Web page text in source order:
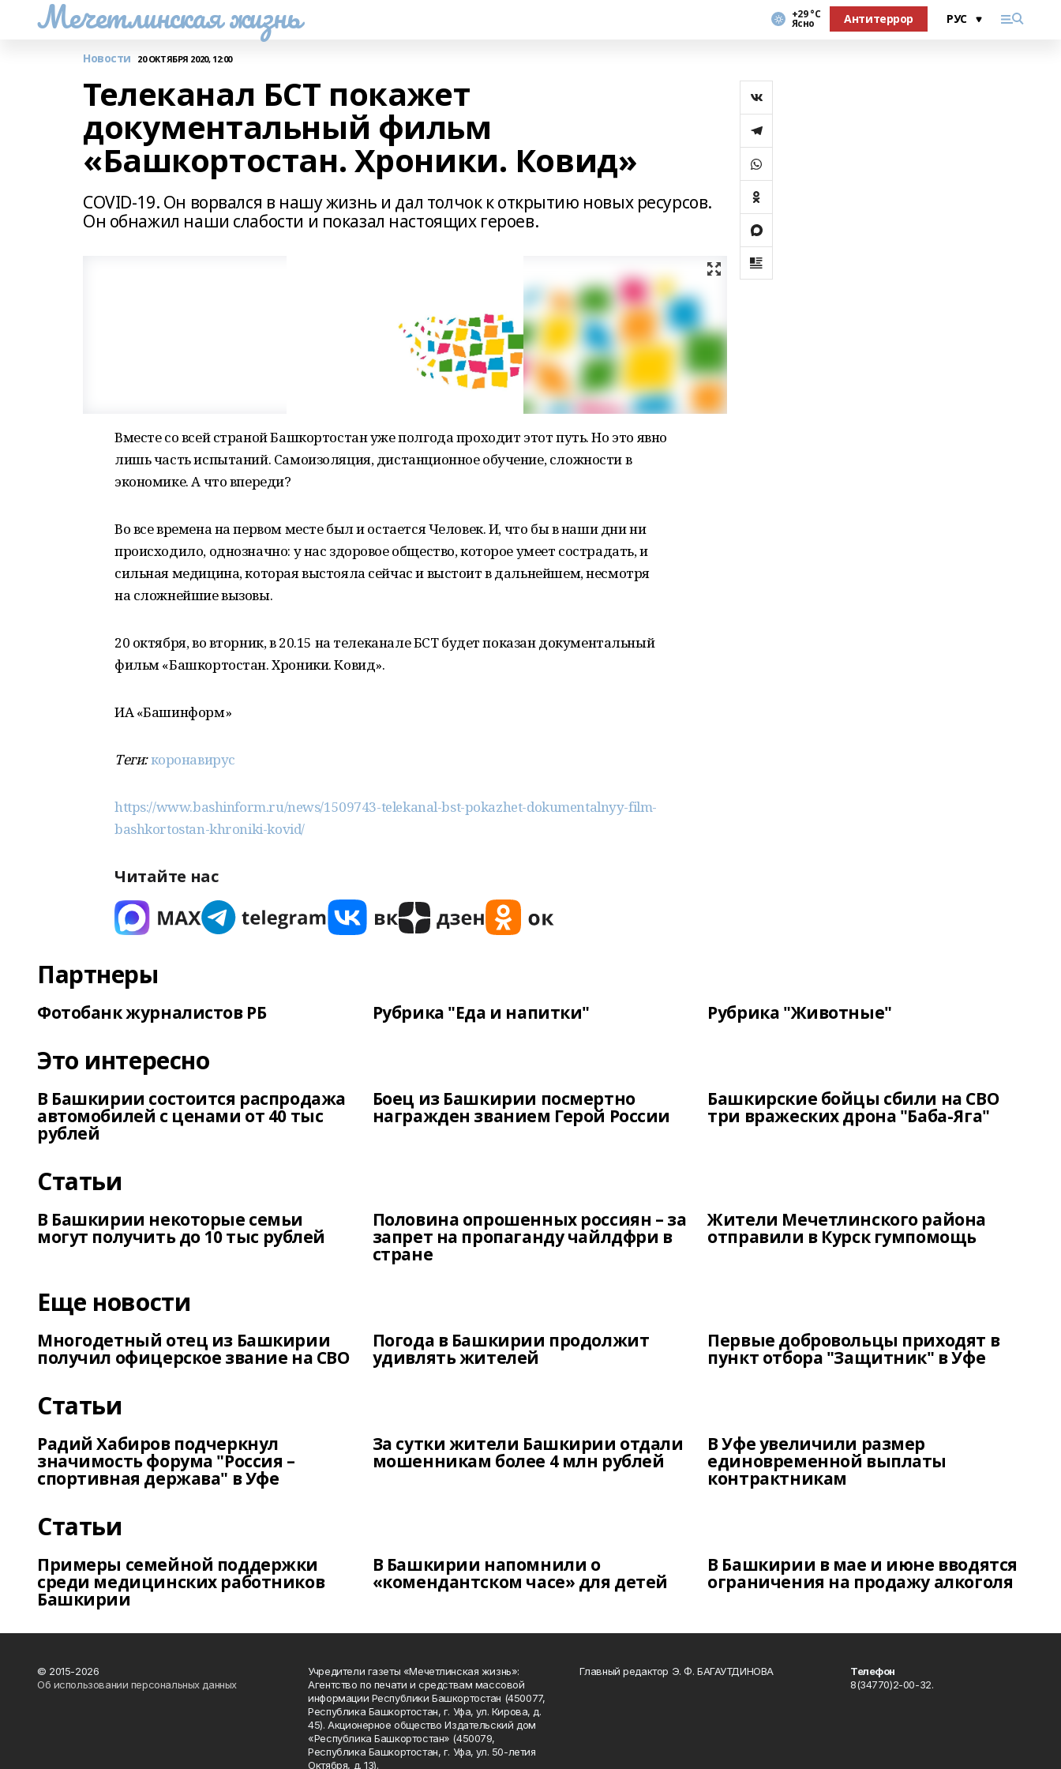
Мечетлинская жизнь +29 °С
Ясно Антитеррор
Новости 20 ОКТЯБРЯ 2020, 12:00
Телеканал БСТ покажет
документальный фильм
«Башкортостан. Хроники. Ковид»
COVID-19. Он ворвался в нашу жизнь и дал толчок к открытию новых ресурсов.
Он обнажил наши слабости и показал настоящих героев.
Вместе со всей страной Башкортостан уже полгода проходит этот путь. Но это явно
лишь часть испытаний. Самоизоляция, дистанционное обучение, сложности в
экономике. А что впереди?
Во все времена на первом месте был и остается Человек. И, что бы в наши дни ни
происходило, однозначно: у нас здоровое общество, которое умеет сострадать, и
сильная медицина, которая выстояла сейчас и выстоит в дальнейшем, несмотря
на сложнейшие вызовы.
20 октября, во вторник, в 20.15 на телеканале БСТ будет показан документальный
фильм «Башкортостан. Хроники. Ковид».
ИА «Башинформ»
Теги:коронавирус
https://www.bashinform.ru/news/1509743-telekanal-bst-pokazhet-dokumentalnyy-film-
bashkortostan-khroniki-kovid/
Читайте нас
Партнеры
Фотобанк журналистов РБ Рубрика "Еда и напитки" Рубрика "Животные"
Это интересно
В Башкирии состоится распродажа
автомобилей с ценами от 40 тыс
рублей
Боец из Башкирии посмертно
награжден званием Герой России
Башкирские бойцы сбили на СВО
три вражеских дрона "Баба-Яга"
Статьи
В Башкирии некоторые семьи
могут получить до 10 тыс рублей
Половина опрошенных россиян – за
запрет на пропаганду чайлдфри в
стране
Жители Мечетлинского района
отправили в Курск гумпомощь
Еще новости
Многодетный отец из Башкирии
получил офицерское звание на СВО
Погода в Башкирии продолжит
удивлять жителей
Первые добровольцы приходят в
пункт отбора "Защитник" в Уфе
Статьи
Радий Хабиров подчеркнул
значимость форума "Россия –
спортивная держава" в Уфе
За сутки жители Башкирии отдали
мошенникам более 4 млн рублей
В Уфе увеличили размер
единовременной выплаты
контрактникам
Статьи
Примеры семейной поддержки
среди медицинских работников
Башкирии
В Башкирии напомнили о
«комендантском часе» для детей
В Башкирии в мае и июне вводятся
ограничения на продажу алкоголя
© 2015-2026
Об использовании персональных данных
Учредители газеты «Мечетлинская жизнь»:
Агентство по печати и средствам массовой
информации Республики Башкортостан (450077,
Республика Башкортостан, г. Уфа, ул. Кирова, д.
45). Акционерное общество Издательский дом
«Республика Башкортостан» (450079,
Республика Башкортостан, г. Уфа, ул. 50-летия
Октября, д. 13).
Главный редактор Э. Ф. БАГАУТДИНОВА
Телефон
8(34770)2-00-32.